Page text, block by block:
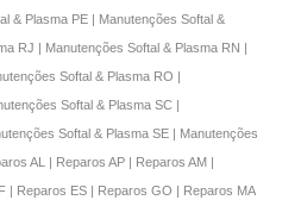
& Plasma PE | Manutenções Softal &
RJ | Manutenções Softal & Plasma RN |
Softal & Plasma RO |
Softal & Plasma SC |
Softal & Plasma SE | Manutenções
AL | Reparos AP | Reparos AM |
| Reparos ES | Reparos GO | Reparos MA